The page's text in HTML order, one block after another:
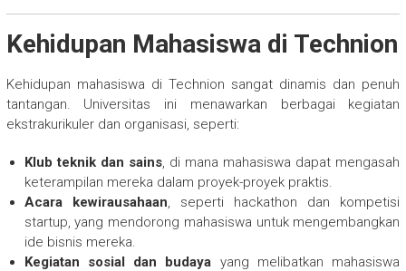
Kehidupan Mahasiswa di Technion
Kehidupan mahasiswa di Technion sangat dinamis dan penuh
tantangan. Universitas ini menawarkan berbagai kegiatan
ekstrakurikuler dan organisasi, seperti:
Klub teknik dan sains, di mana mahasiswa dapat mengasah
keterampilan mereka dalam proyek-proyek praktis.
Acara kewirausahaan, seperti hackathon dan kompetisi
startup, yang mendorong mahasiswa untuk mengembangkan
ide bisnis mereka.
Kegiatan sosial dan budaya yang melibatkan mahasiswa